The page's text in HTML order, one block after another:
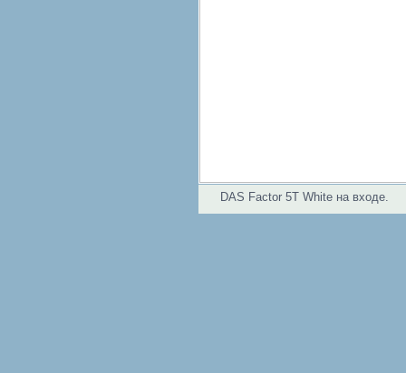
DAS Factor 5T White на входе.